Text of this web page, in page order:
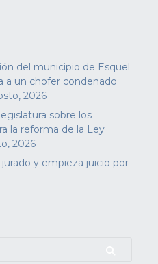
del municipio de Esquel
a un chofer condenado
2026
sobre los
la reforma de la Ley
2026
y empieza juicio por